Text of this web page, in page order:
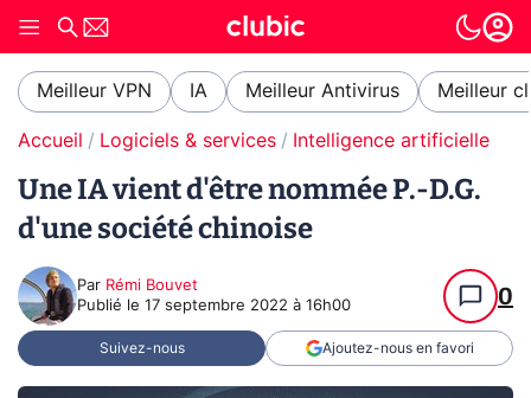
Meilleur VPN IA Meilleur Antivirus Meilleur
Accueil Logiciels & services Intelligence artificielle
Une IA vient d'être nommée P.-D.G.
d'une société chinoise
Par Rémi Bouvet
Publié le 17 septembre 2022 à 16h00 0
Suivez-nous Ajoutez-nous en favori